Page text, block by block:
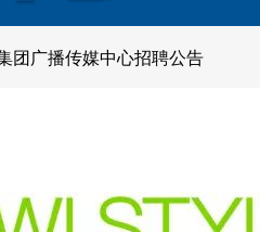
团广播传媒中心招聘公告